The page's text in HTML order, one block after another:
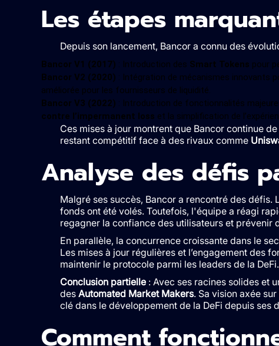
Les étapes
Depuis son lancement, Bancor a connu des
Bancor V1 (2017) : Introduction des Smart Tokens pour
Bancor V2 (2020) : Intégration de mécanismes innovants
améliorée pour les fournisseurs de liquidité.
Bancor V3 (2022) : Introduction de fonctionnalités
contre l’impermanent loss et la simplification de
Ces mises à jour montrent que Bancor continue
restant compétitif face à des rivaux comme
Analyse des défis
Malgré ses succès, Bancor a rencontré des défis.
fonds ont été volés. Toutefois, l'équipe a réagi
regagner la confiance des utilisateurs et prévenir
En parallèle, la concurrence croissante dans le
Les mises à jour régulières et l’engagement des
maintenir le protocole parmi les leaders de la DeFi.
Conclusion partielle: Avec ses racines solides et
des Automated Market Makers. Sa vision axée
clé dans le développement de la DeFi depuis ses
Comment